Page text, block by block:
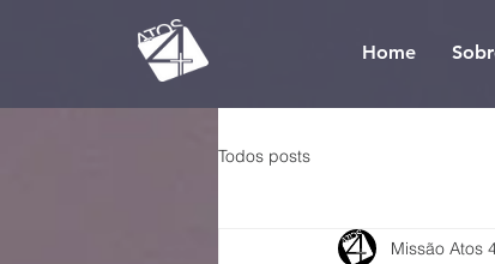
Home
Todos posts
Missão Atos